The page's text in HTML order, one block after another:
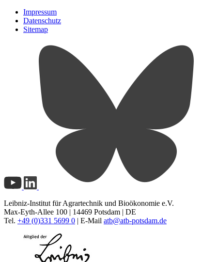
Impressum
Datenschutz
Sitemap
Leibniz-Institut für Agrartechnik und Bioökonomie e.V.
Max-Eyth-Allee 100 | 14469 Potsdam | DE
Tel. +49 (0)331 5699 0 | E-Mail atb@atb-potsdam.de